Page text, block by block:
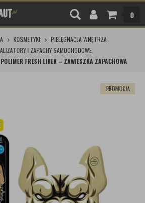
0
KOSMETYKI
PIELĘGNACJA WNĘTRZA
I ZAPACHY SAMOCHODOWE
FRESH LINEN – ZAWIESZKA ZAPACHOWA
PROMOCJA